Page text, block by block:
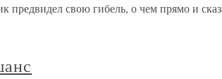
предвидел свою гибель, о чем прямо и